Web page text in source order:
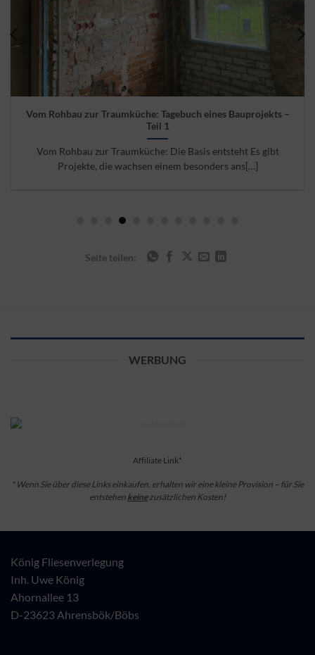
Vom Rohbau zur Traumküche: Tagebuch eines Bauprojekts –
Teil 1
Vom Rohbau zur Traumküche: Die Basis entsteht Es gibt
Projekte, die wachsen einem besonders ans[…]
Seite teilen:
WERBUNG
Affiliate Link*
* Wenn Sie über diese Links einkaufen, erhalten wir eine kleine Provision – für Sie
entstehen keinezusätzlichen Kosten!
König Fliesenverlegung
Inh. Uwe König
Ahornallee 13
D-23623 Ahrensbök/Böbs